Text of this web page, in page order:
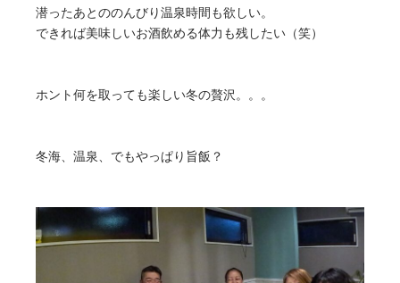
潜ったあとののんびり温泉時間も欲しい。
できれば美味しいお酒飲める体力も残したい（笑）
ホント何を取っても楽しい冬の贅沢。。。
冬海、温泉、でもやっぱり旨飯？